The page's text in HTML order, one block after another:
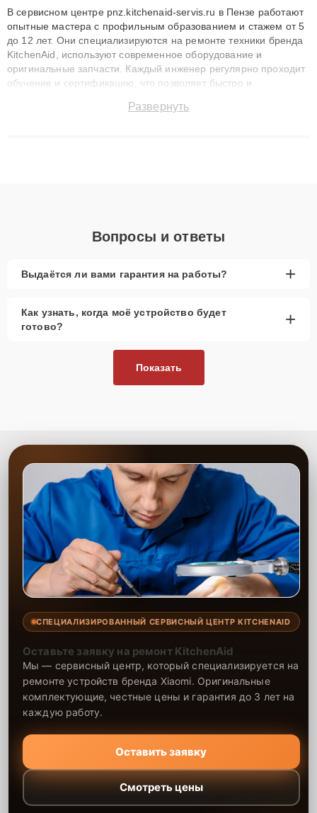
В сервисном центре pnz.kitchenaid-servis.ru в Пензе работают
опытные мастера с профильным образованием и стажем от 5
до 12 лет. Они специализируются на ремонте техники бренда
KitchenAid, используют современное оборудование и
оригинальные запчасти. Каждый инженер регулярно проходит
обучение и сертификацию, что позволяет быстро и
сохранением гарантии до 3 лет. Наши мастера решают
Развернуть
Вопросы и ответы
Выдаётся ли вами гарантия на работы? +
Как узнать, когда моё устройство будет
готово?
+
Показать
СПЕЦИАЛИЗИРОВАННЫЙ СЕРВИСНЫЙ ЦЕНТР KITCHENAID
Оставьте заявку на ремонт KitchenAid
Мы — сервисный центр, который специализируется на
ремонте устройств бренда Xiaomi. Оригинальные
комплектующие, честные цены и гарантия до 3 лет на
каждую работу.
Оставить заявку
Смотреть цены